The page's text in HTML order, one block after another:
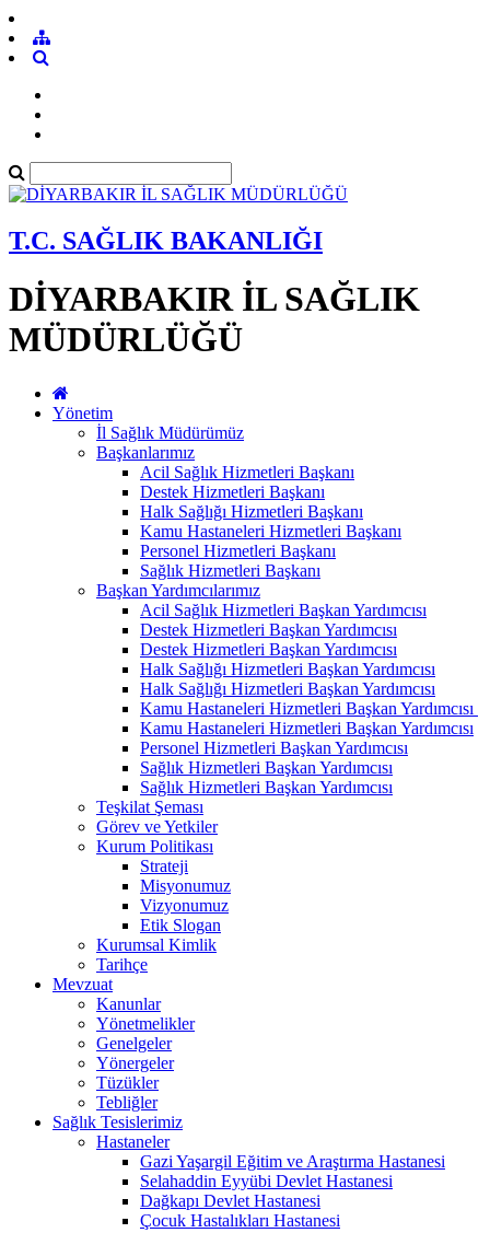
T.C. SAĞLIK BAKANLIĞI
DİYARBAKIR İL SAĞLIK
MÜDÜRLÜĞÜ
Yönetim
İl Sağlık Müdürümüz
Başkanlarımız
Acil Sağlık Hizmetleri Başkanı
Destek Hizmetleri Başkanı
Halk Sağlığı Hizmetleri Başkanı
Kamu Hastaneleri Hizmetleri Başkanı
Personel Hizmetleri Başkanı
Sağlık Hizmetleri Başkanı
Başkan Yardımcılarımız
Acil Sağlık Hizmetleri Başkan Yardımcısı
Destek Hizmetleri Başkan Yardımcısı
Destek Hizmetleri Başkan Yardımcısı
Halk Sağlığı Hizmetleri Başkan Yardımcısı
Halk Sağlığı Hizmetleri Başkan Yardımcısı
Kamu Hastaneleri Hizmetleri Başkan Yardımcısı ​
Kamu Hastaneleri Hizmetleri Başkan Yardımcısı
Personel Hizmetleri Başkan Yardımcısı
Sağlık Hizmetleri Başkan Yardımcısı
Sağlık Hizmetleri Başkan Yardımcısı
Teşkilat Şeması
Görev ve Yetkiler
Kurum Politikası
Strateji
Misyonumuz
Vizyonumuz
Etik Slogan
Kurumsal Kimlik
Tarihçe
Mevzuat
Kanunlar
Yönetmelikler
Genelgeler
Yönergeler
Tüzükler
Tebliğler
Sağlık Tesislerimiz
Hastaneler
Gazi Yaşargil Eğitim ve Araştırma Hastanesi
Selahaddin Eyyübi Devlet Hastanesi
Dağkapı Devlet Hastanesi
Çocuk Hastalıkları Hastanesi